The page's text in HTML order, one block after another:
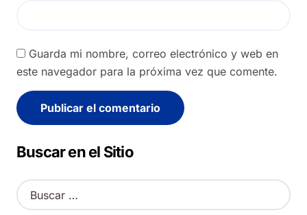
Guarda mi nombre, correo electrónico y web en
este navegador para la próxima vez que comente.
Alternative:
Buscar en el Sitio
B
u